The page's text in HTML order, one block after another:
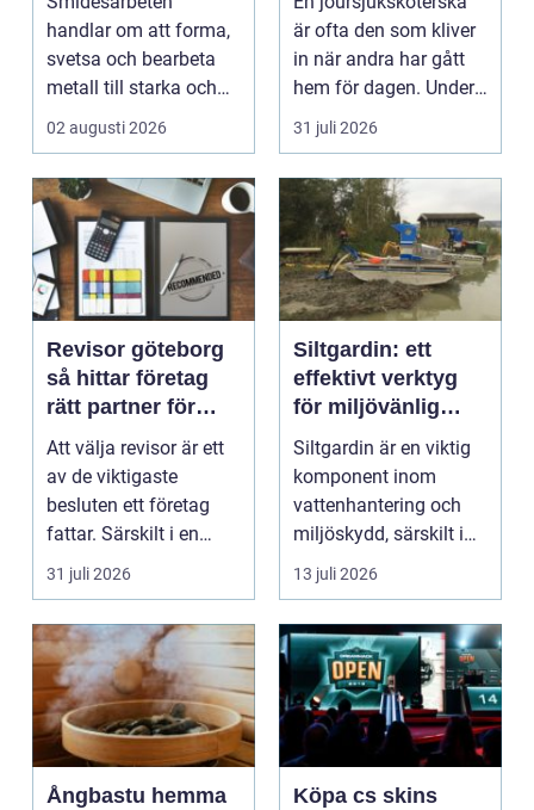
handlar om att forma,
svetsa och bearbeta
metall till starka och
hållbara konstruktion...
02 augusti 2026
är ofta den som kliver
in när andra har gått
hem för dagen. Under
sena kvällar,...
31 juli 2026
Revisor göteborg
så hittar företag
rätt partner för
trygg tillväxt
Att välja revisor är ett
av de viktigaste
besluten ett företag
fattar. Särskilt i en
företagsintensi...
31 juli 2026
Siltgardin: ett
effektivt verktyg
för miljövänlig
vattenhantering
Siltgardin är en viktig
komponent inom
vattenhantering och
miljöskydd, särskilt i
verksamheter som i...
13 juli 2026
Ångbastu hemma
Köpa cs skins